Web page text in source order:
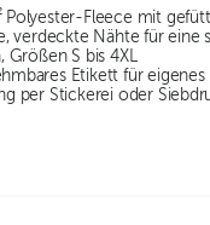
Polyester-Fleece mit
verdeckte Nähte für eine
Größen S bis 4XL
Etikett für eigenes
per Stickerei oder